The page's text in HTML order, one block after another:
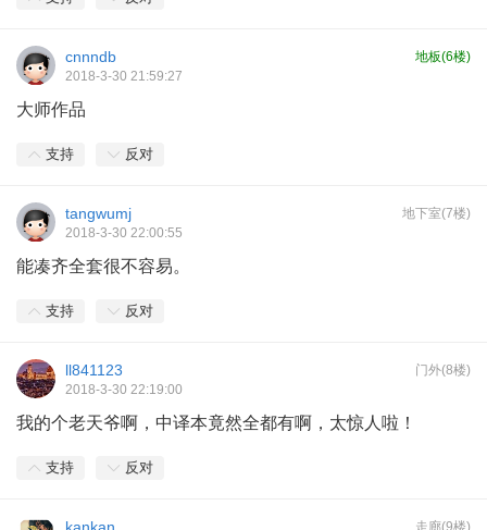
地板(6楼)
cnnndb
2018-3-30 21:59:27
大师作品
支持 反对
地下室(7楼)
tangwumj
2018-3-30 22:00:55
能凑齐全套很不容易。
支持 反对
门外(8楼)
ll841123
2018-3-30 22:19:00
我的个老天爷啊，中译本竟然全都有啊，太惊人啦！
支持 反对
走廊(9楼)